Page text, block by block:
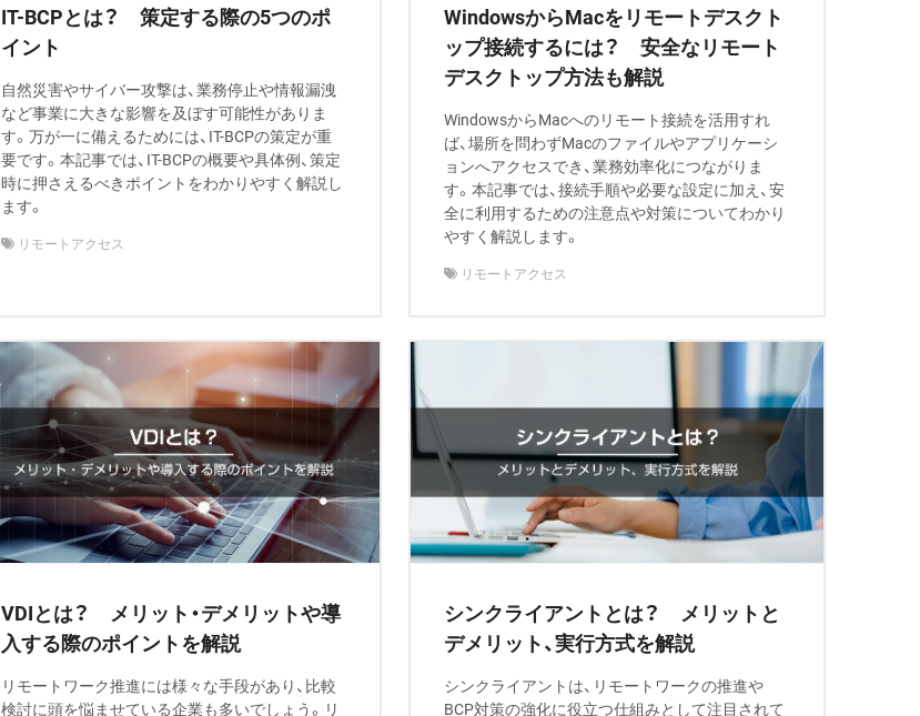
IT-BCPとは？ 策定する際の5つのポ
イント
自然災害やサイバー攻撃は、業務停止や情報漏洩
など事業に大きな影響を及ぼす可能性がありま
す。万が一に備えるためには、IT-BCPの策定が重
要です。本記事では、IT-BCPの概要や具体例、策定
時に押さえるべきポイントをわかりやすく解説し
ます。
リモートアクセス
WindowsからMacをリモートデスクト
ップ接続するには？ 安全なリモート
デスクトップ方法も解説
WindowsからMacへのリモート接続を活用すれ
ば、場所を問わずMacのファイルやアプリケーシ
ョンへアクセスでき、業務効率化につながりま
す。本記事では、接続手順や必要な設定に加え、安
全に利用するための注意点や対策についてわかり
やすく解説します。
リモートアクセス
VDIとは？ メリット・デメリットや導
入する際のポイントを解説
リモートワーク推進には様々な手段があり、比較
検討に頭を悩ませている企業も多いでしょう。リ
シンクライアントとは？ メリットと
デメリット、実行方式を解説
シンクライアントは、リモートワークの推進や
BCP対策の強化に役立つ仕組みとして注目されて